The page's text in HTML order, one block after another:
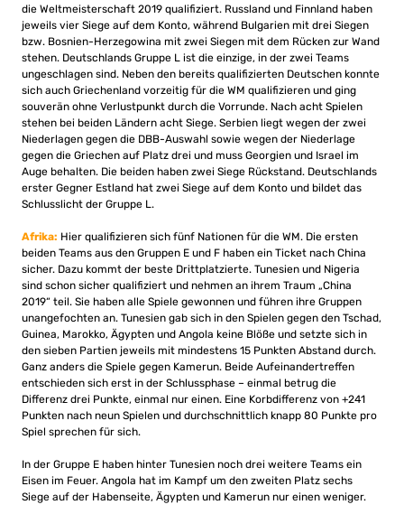
die Weltmeisterschaft 2019 qualifiziert. Russland und Finnland haben
jeweils vier Siege auf dem Konto, während Bulgarien mit drei Siegen
bzw. Bosnien-Herzegowina mit zwei Siegen mit dem Rücken zur Wand
stehen. Deutschlands Gruppe L ist die einzige, in der zwei Teams
ungeschlagen sind. Neben den bereits qualifizierten Deutschen konnte
sich auch Griechenland vorzeitig für die WM qualifizieren und ging
souverän ohne Verlustpunkt durch die Vorrunde. Nach acht Spielen
stehen bei beiden Ländern acht Siege. Serbien liegt wegen der zwei
Niederlagen gegen die DBB-Auswahl sowie wegen der Niederlage
gegen die Griechen auf Platz drei und muss Georgien und Israel im
Auge behalten. Die beiden haben zwei Siege Rückstand. Deutschlands
erster Gegner Estland hat zwei Siege auf dem Konto und bildet das
Schlusslicht der Gruppe L.
Afrika: Hier qualifizieren sich fünf Nationen für die WM. Die ersten
beiden Teams aus den Gruppen E und F haben ein Ticket nach China
sicher. Dazu kommt der beste Drittplatzierte. Tunesien und Nigeria
sind schon sicher qualifiziert und nehmen an ihrem Traum „China
2019“ teil. Sie haben alle Spiele gewonnen und führen ihre Gruppen
unangefochten an. Tunesien gab sich in den Spielen gegen den Tschad,
Guinea, Marokko, Ägypten und Angola keine Blöße und setzte sich in
den sieben Partien jeweils mit mindestens 15 Punkten Abstand durch.
Ganz anders die Spiele gegen Kamerun. Beide Aufeinandertreffen
entschieden sich erst in der Schlussphase – einmal betrug die
Differenz drei Punkte, einmal nur einen. Eine Korbdifferenz von +241
Punkten nach neun Spielen und durchschnittlich knapp 80 Punkte pro
Spiel sprechen für sich.
In der Gruppe E haben hinter Tunesien noch drei weitere Teams ein
Eisen im Feuer. Angola hat im Kampf um den zweiten Platz sechs
Siege auf der Habenseite, Ägypten und Kamerun nur einen weniger.